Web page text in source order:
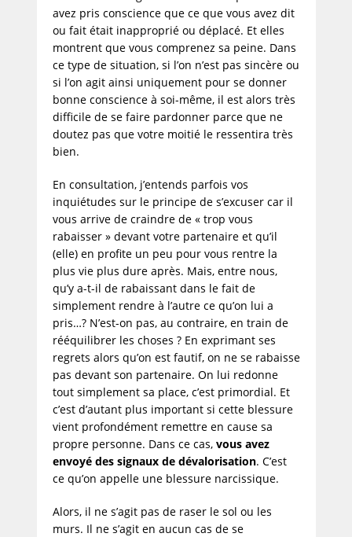
avez pris conscience que ce que vous avez dit
ou fait était inapproprié ou déplacé. Et elles
montrent que vous comprenez sa peine. Dans
ce type de situation, si l’on n’est pas sincère ou
si l’on agit ainsi uniquement pour se donner
bonne conscience à soi-même, il est alors très
difficile de se faire pardonner parce que ne
doutez pas que votre moitié le ressentira très
bien.
En consultation, j’entends parfois vos
inquiétudes sur le principe de s’excuser car il
vous arrive de craindre de « trop vous
rabaisser » devant votre partenaire et qu’il
(elle) en profite un peu pour vous rentre la
plus vie plus dure après. Mais, entre nous,
qu’y a-t-il de rabaissant dans le fait de
simplement rendre à l’autre ce qu’on lui a
pris…? N’est-on pas, au contraire, en train de
rééquilibrer les choses ? En exprimant ses
regrets alors qu’on est fautif, on ne se rabaisse
pas devant son partenaire. On lui redonne
tout simplement sa place, c’est primordial. Et
c’est d’autant plus important si cette blessure
vient profondément remettre en cause sa
propre personne. Dans ce cas, vous avez
envoyé des signaux de dévalorisation. C’est
ce qu’on appelle une blessure narcissique.
Alors, il ne s’agit pas de raser le sol ou les
murs. Il ne s’agit en aucun cas de se